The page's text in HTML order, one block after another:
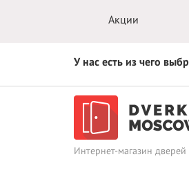
Акции
У нас есть из чего
Интернет-магазин дверей